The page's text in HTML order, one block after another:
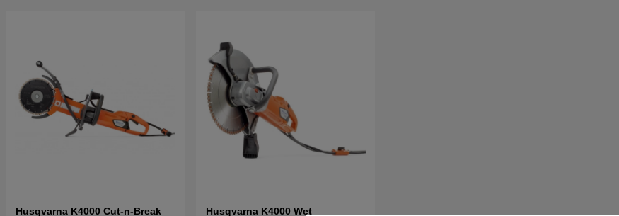
Husqvarna K4000 Cut-n-Break
Husqvarna K4000 Wet